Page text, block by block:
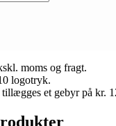
moms og fragt.
logotryk.
et gebyr på kr.